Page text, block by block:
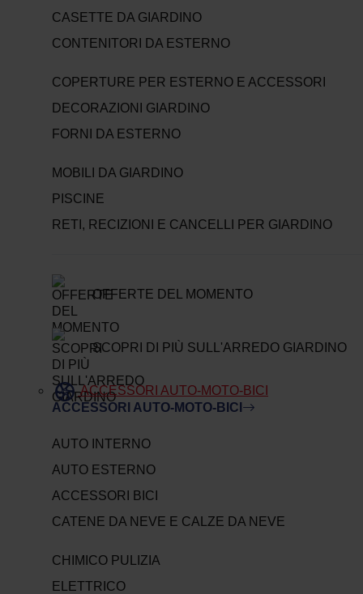
CASETTE DA GIARDINO
CONTENITORI DA ESTERNO
COPERTURE PER ESTERNO E ACCESSORI
DECORAZIONI GIARDINO
FORNI DA ESTERNO
MOBILI DA GIARDINO
PISCINE
RETI, RECIZIONI E CANCELLI PER GIARDINO
OFFERTE DEL MOMENTO
SCOPRI DI PIÙ SULL'ARREDO GIARDINO
ACCESSORI AUTO-MOTO-BICI
ACCESSORI AUTO-MOTO-BICI
AUTO INTERNO
AUTO ESTERNO
ACCESSORI BICI
CATENE DA NEVE E CALZE DA NEVE
CHIMICO PULIZIA
ELETTRICO